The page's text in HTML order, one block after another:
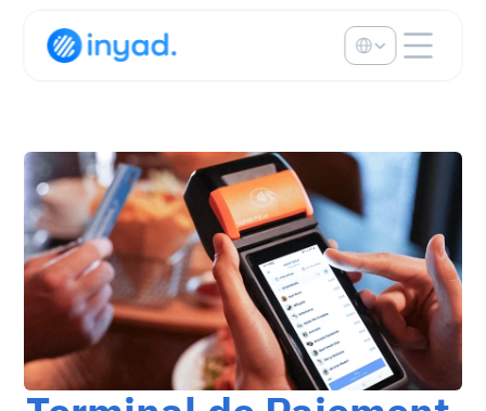
Select Language